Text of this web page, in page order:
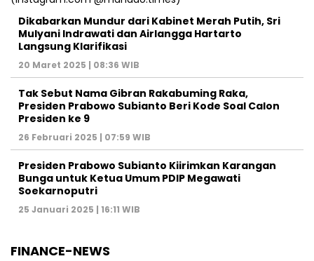
Dikabarkan Mundur dari Kabinet Merah Putih, Sri
Mulyani Indrawati dan Airlangga Hartarto
Langsung Klarifikasi
20 Maret 2025 | 08:36 WIB
Tak Sebut Nama Gibran Rakabuming Raka,
Presiden Prabowo Subianto Beri Kode Soal Calon
Presiden ke 9
26 Februari 2025 | 07:59 WIB
Presiden Prabowo Subianto Kiirimkan Karangan
Bunga untuk Ketua Umum PDIP Megawati
Soekarnoputri
25 Januari 2025 | 16:11 WIB
FINANCE-NEWS